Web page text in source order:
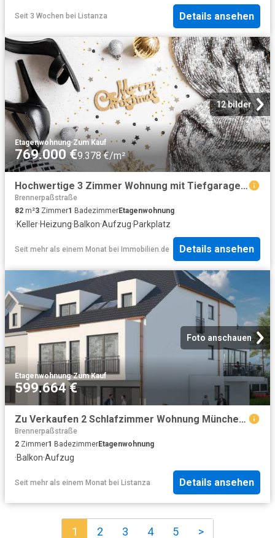
Seit 3 Wochen bei Listanza Details ansehen
12 bilder
Etagenwohnung·Zum Kauf
769.000 €9.378 €/m²
Hochwertige 3 Zimmer Wohnung mit Tiefgaragenstellplatz in zentraler Lage von München Obergiesing
Brennerpaßstraße
82 m²3 Zimmer1 BadezimmerEtagenwohnung
·Keller·Heizung·Balkon·Aufzug·Parkplatz
Seit mehr als einem Monat bei Immobilien.de Details ansehen
Foto anschauen
Etagenwohnung·Zum Kauf
599.664 €
Zu Verkaufen 2 Schlafzimmer Wohnung München Deutschland DS89992516
Brennerpaßstraße
2 Zimmer1 BadezimmerEtagenwohnung
·Balkon·Aufzug
Seit mehr als einem Monat bei Listanza Details ansehen
1 2 3 4 5 >